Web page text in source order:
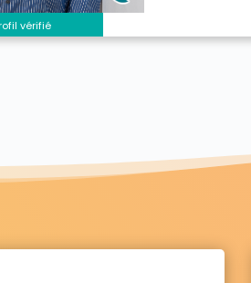
vérifié